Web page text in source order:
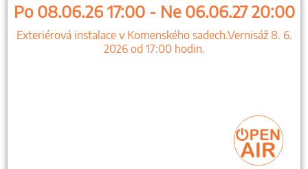
Po 08.06.26 17:00 - Ne 06.06.27 20:00
Exteriérová instalace v Komenského sadech.Vernisáž 8. 6.
2026 od 17:00 hodin.